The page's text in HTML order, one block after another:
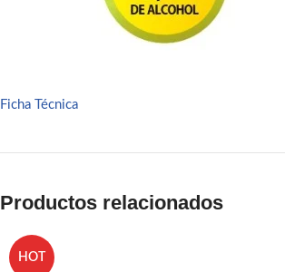
Ficha Técnica
Productos relacionados
HOT
Telegram